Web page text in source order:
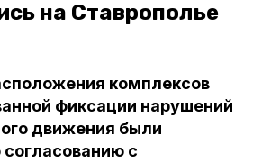
на Ставрополье
комплексов
фиксации нарушений
движения были
с